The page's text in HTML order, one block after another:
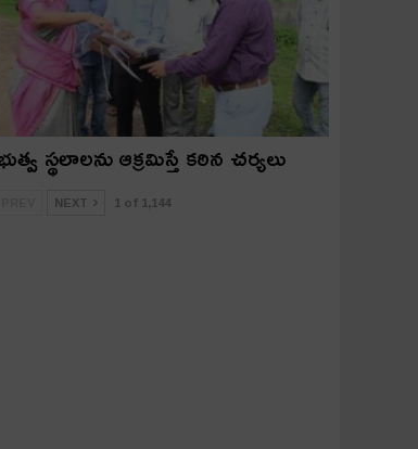
స్థలాలను ఆక్రమిస్తే కఠిన చర్యలు
NEXT 1 of 1,144